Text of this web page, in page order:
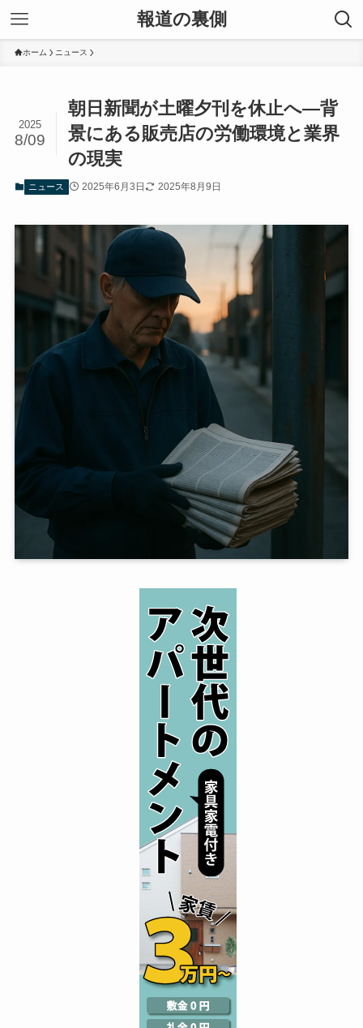
報道の裏側
ホーム ニュース
朝日新聞が土曜夕刊を休止へ―背
景にある販売店の労働環境と業界
の現実
2025
8/09
ニュース 2025年6月3日 2025年8月9日